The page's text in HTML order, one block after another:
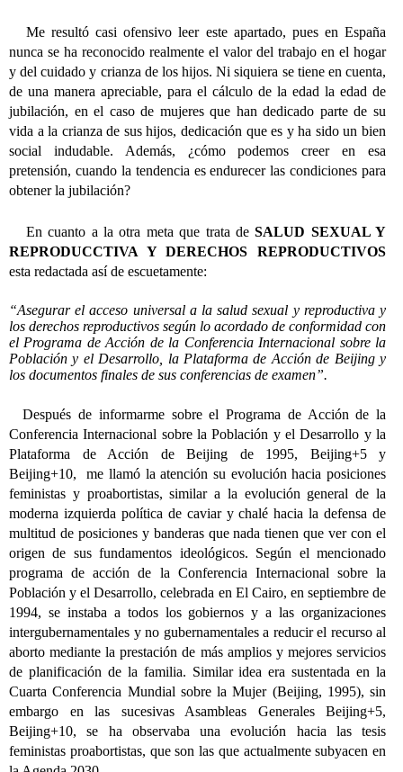
Me resultó casi ofensivo leer este apartado, pues en España
nunca se ha reconocido realmente el valor del trabajo en el hogar
y del cuidado y crianza de los hijos. Ni siquiera se tiene en cuenta,
de una manera apreciable, para el cálculo de la edad la edad de
jubilación, en el caso de mujeres que han dedicado parte de su
vida a la crianza de sus hijos, dedicación que es y ha sido un bien
social indudable. Además, ¿cómo podemos creer en esa
pretensión, cuando la tendencia es endurecer las condiciones para
obtener la jubilación?
En cuanto a la otra meta que trata deSALUD SEXUAL Y
REPRODUCCTIVA Y DERECHOS REPRODUCTIVOS
esta redactada así de escuetamente:
“Asegurar el acceso universal a la salud sexual y reproductiva y
los derechos reproductivos según lo acordado de conformidad con
el Programa de Acción de la Conferencia Internacional sobre la
Población y el Desarrollo, la Plataforma de Acción de Beijing y
los documentos finales de sus conferencias de examen”.
Después de informarme sobre elPrograma de Acción de la
Conferencia Internacional sobre la Población y el Desarrollo y la
Plataforma de Acción de Beijing de 1995, Beijing+5 y
Beijing+10,
me llamó la atención su evolución hacia posiciones
feministas y proabortistas, similar a la evolución general de la
moderna izquierda política de caviar y chalé hacia la defensa de
multitud de posiciones y banderas que nada tienen que ver con el
origen de sus fundamentos ideológicos. Según el mencionado
programa de acción de la Conferencia Internacional sobre la
Población y el Desarrollo, celebrada en El Cairo, en septiembre de
1994, se instaba a todos los gobiernos y a las organizaciones
intergubernamentales y no gubernamentales a reducir el recurso al
aborto mediante la prestación de más amplios y mejores servicios
de planificación de la familia. Similar idea era sustentada en la
Cuarta Conferencia Mundial sobre la Mujer (Beijing, 1995), sin
embargo en las sucesivas Asambleas Generales Beijing+5,
Beijing+10, se ha observaba una evolución hacia las tesis
feministas proabortistas, que son las que actualmente subyacen en